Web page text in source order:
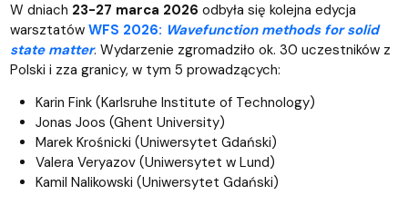
W dniach 23-27 marca 2026 odbyła się kolejna edycja
warsztatów WFS 2026: Wavefunction methods for solid
state matter. Wydarzenie zgromadziło ok. 30 uczestników z
Polski i zza granicy, w tym 5 prowadzących:
Karin Fink (Karlsruhe Institute of Technology)
Jonas Joos (Ghent University)
Marek Krośnicki (Uniwersytet Gdański)
Valera Veryazov (Uniwersytet w Lund)
Kamil Nalikowski (Uniwersytet Gdański)